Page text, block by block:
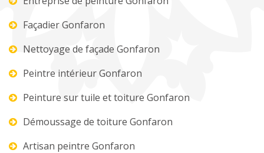
Façadier Gonfaron
Nettoyage de façade Gonfaron
Peintre intérieur Gonfaron
Peinture sur tuile et toiture Gonfaron
Démoussage de toiture Gonfaron
Artisan peintre Gonfaron